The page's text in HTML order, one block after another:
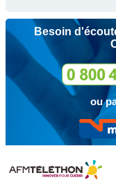
Besoin
ou